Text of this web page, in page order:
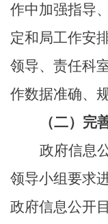
作中加强指导
定和局工作安
领导、责任科
作数据准确、
（二）完
政府信息
领导小组要求
政府信息公开